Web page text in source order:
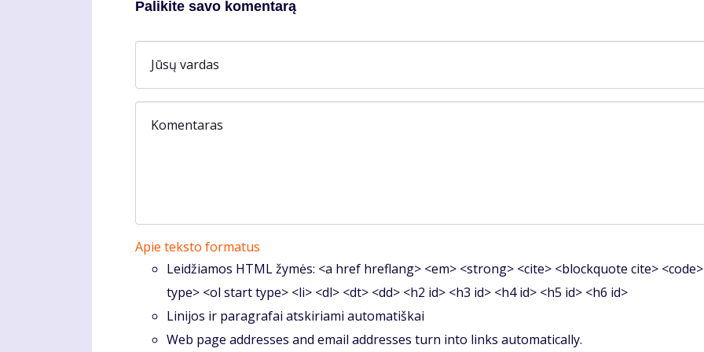
Palikite savo komentarą
Jūsų vardas
Komentaras
Apie teksto formatus
Leidžiamos HTML žymės: <a href hreflang> <em> <strong> <cite> <blockquote cite>
type> <ol start type> <li> <dl> <dt> <dd> <h2 id> <h3 id> <h4 id> <h5 id> <h6 id>
Linijos ir paragrafai atskiriami automatiškai
Web page addresses and email addresses turn into links automatically.